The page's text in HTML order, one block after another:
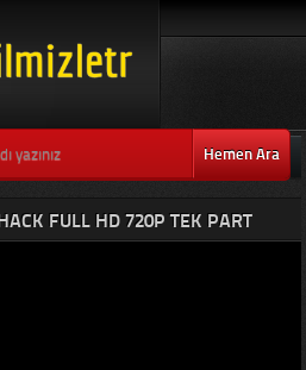
Hemen Ara
FULL HD 720P TEK PART